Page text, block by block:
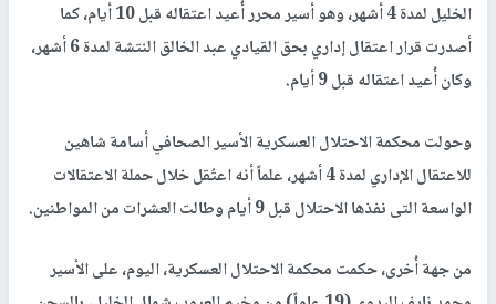
الخليل لمدة 4 أشهر، وهو أسير محرر أُعيد اعتقاله قبل 10 أيام، كما
أصدرت قرار اعتقال إداري بحق القيادي عبد الخالق النتشة لمدة 6 أشهر،
وكان أُعيد اعتقاله قبل 9 أيام.
وحولت محكمة الاحتلال العسكرية الأسير الصحافي أسامة شاهين
للاعتقال الإداري لمدة 4 أشهر، علماً أنه اعتُقل خلال حملة الاعتقالات
الواسعة التى نفذها الاحتلال قبل 9 أيام وطالت العشرات من المواطنين.
من جهة أُخرى، حكمت محكمة الاحتلال العسكرية، اليوم، على الأسير